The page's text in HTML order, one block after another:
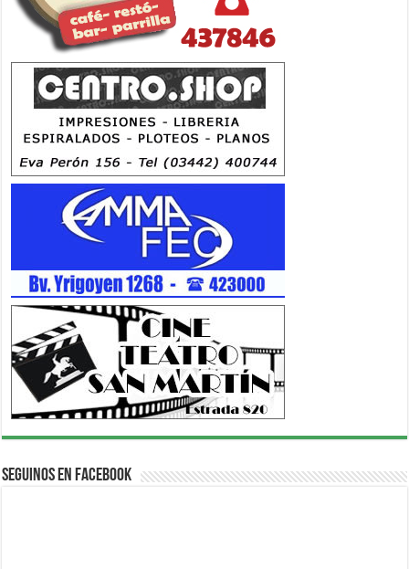
Seguinos en Facebook